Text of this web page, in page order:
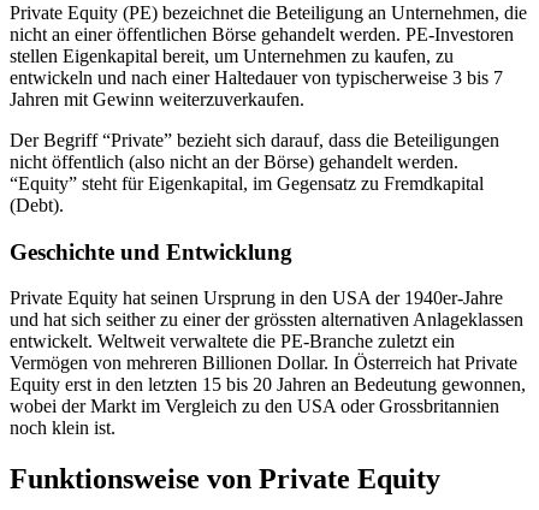
Private Equity (PE) bezeichnet die Beteiligung an Unternehmen, die
nicht an einer öffentlichen Börse gehandelt werden. PE-Investoren
stellen Eigenkapital bereit, um Unternehmen zu kaufen, zu
entwickeln und nach einer Haltedauer von typischerweise 3 bis 7
Jahren mit Gewinn weiterzuverkaufen.
Der Begriff “Private” bezieht sich darauf, dass die Beteiligungen
nicht öffentlich (also nicht an der Börse) gehandelt werden.
“Equity” steht für Eigenkapital, im Gegensatz zu Fremdkapital
(Debt).
Geschichte und Entwicklung
Private Equity hat seinen Ursprung in den USA der 1940er-Jahre
und hat sich seither zu einer der grössten alternativen Anlageklassen
entwickelt. Weltweit verwaltete die PE-Branche zuletzt ein
Vermögen von mehreren Billionen Dollar. In Österreich hat Private
Equity erst in den letzten 15 bis 20 Jahren an Bedeutung gewonnen,
wobei der Markt im Vergleich zu den USA oder Grossbritannien
noch klein ist.
Funktionsweise von Private Equity